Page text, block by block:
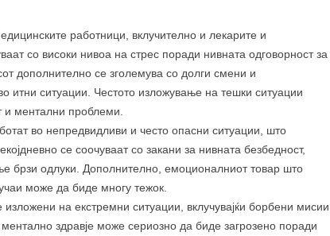
работници, вклучително и лекарите и
со високи нивоа на стрес поради нивната одговорност за
дополнително се зголемува со долги смени и
итни ситуации. Честото изложување на тешки ситуации
ментални проблеми.
во непредвидливи и често опасни ситуации, што
се соочуваат со закани за нивната безбедност,
брзи одлуки. Дополнително, емоционалниот товар што
може да биде многу тежок.
изложени на екстремни ситуации, вклучувајќи борбени мисии
здравје може сериозно да биде загрозено поради